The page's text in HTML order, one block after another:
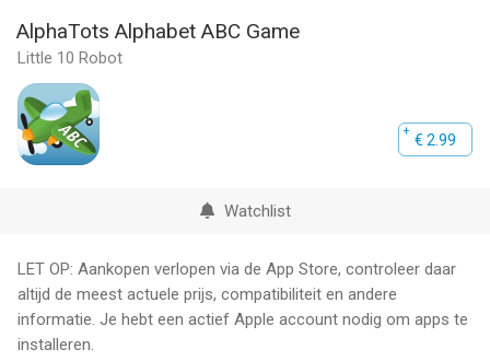
AlphaTots Alphabet ABC Game
Little 10 Robot
€ 2.99
Watchlist
LET OP: Aankopen verlopen via de App Store, controleer daar
altijd de meest actuele prijs, compatibiliteit en andere
informatie. Je hebt een actief Apple account nodig om apps te
installeren.